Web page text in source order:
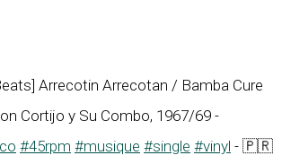
Arrecotin Arrecotan / Bamba Cure
Cortijo y Su Combo, 1967/69 -
#45rpm #musique #single #vinyl - 🇵🇷